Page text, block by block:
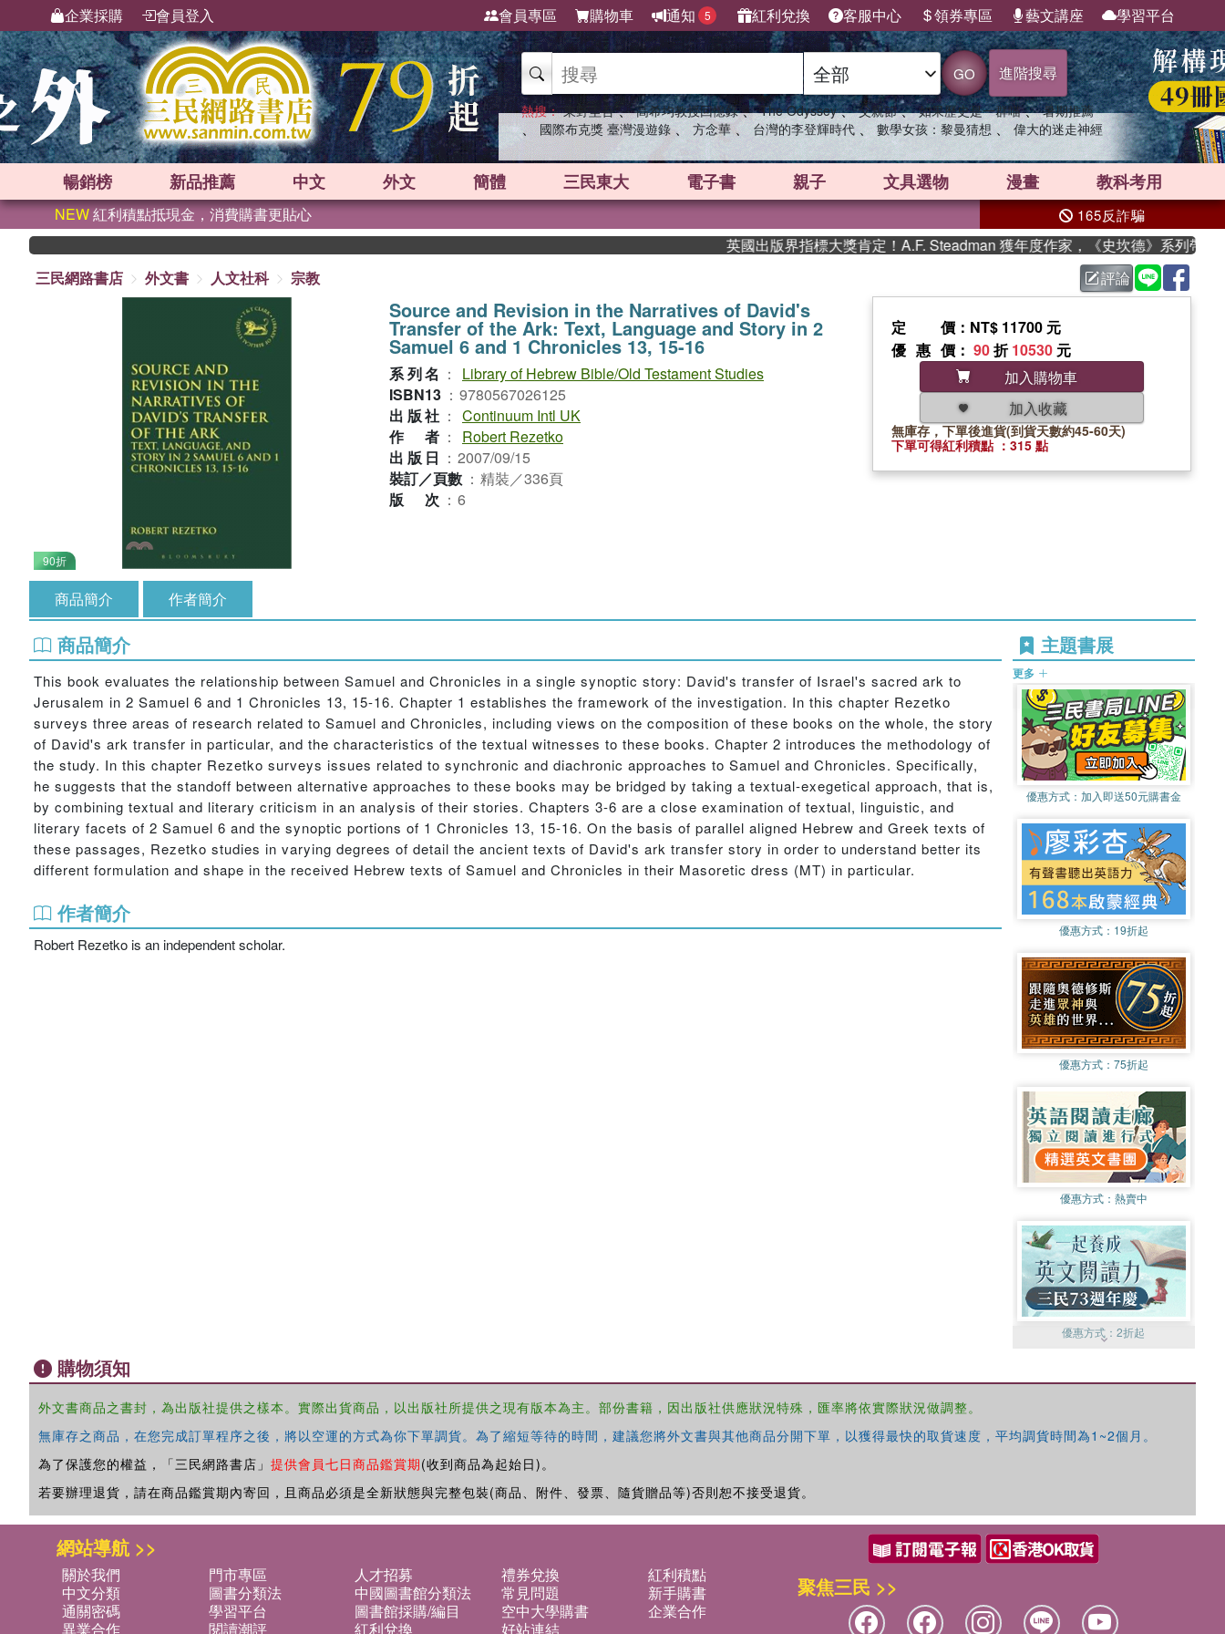
企業採購 會員登入 會員專區 購物車 通知 5 紅利兌換 客服中心 領券專區 藝文講座 學習平台
GO 進階搜尋
熱搜： 東野圭吾 、 高希均教授回憶錄 、 The Odyssey 、 父親節 、 如果歷史是一群喵 、 暑期推薦
、 國際布克獎 臺灣漫遊錄 、 方念華 、 台灣的李登輝時代 、 數學女孩：黎曼猜想 、 偉大的迷走神經
暢銷榜 新品推薦 中文 外文 簡體 三民東大 電子書 親子 文具選物 漫畫 教科考用
NEW紅利積點抵現金，消費購書更貼心 165反詐騙
英國出版界指標大獎肯定！A.F. Steadman 獲年度作家，《史坎德》系列帶你踏上
三民網路書店
外文書 人文社科 宗教 評論
90折
Source and Revision in the Narratives of David's
Transfer of the Ark: Text, Language and Story in 2
Samuel 6 and 1 Chronicles 13, 15-16
系列名 ：
Library of Hebrew Bible/Old Testament Studies
ISBN13 ： 9780567026125
出版社 ： Continuum Intl UK
作者 ：
Robert Rezetko
出版日 ： 2007/09/15
裝訂／頁數 ： 精裝／336頁
版次 ： 6
定價 ：NT$ 11700 元
優惠價 ： 90折10530 元
加入購物車
加入收藏
無庫存，下單後進貨(到貨天數約45-60天)
下單可得紅利積點 ：315 點
商品簡介 作者簡介
商品簡介
This book evaluates the relationship between Samuel and Chronicles in a single synoptic story: David's transfer of Israel's sacred ark to
Jerusalem in 2 Samuel 6 and 1 Chronicles 13, 15-16. Chapter 1 establishes the framework of the investigation. In this chapter Rezetko
surveys three areas of research related to Samuel and Chronicles, including views on the composition of these books on the whole, the story
of David's ark transfer in particular, and the characteristics of the textual witnesses to these books. Chapter 2 introduces the methodology of
the study. In this chapter Rezetko surveys issues related to synchronic and diachronic approaches to Samuel and Chronicles. Specifically,
he suggests that the standoff between alternative approaches to these books may be bridged by taking a textual-exegetical approach, that is,
by combining textual and literary criticism in an analysis of their stories. Chapters 3-6 are a close examination of textual, linguistic, and
literary facets of 2 Samuel 6 and the synoptic portions of 1 Chronicles 13, 15-16. On the basis of parallel aligned Hebrew and Greek texts of
these passages, Rezetko studies in varying degrees of detail the ancient texts of David's ark transfer story in order to understand better its
different formulation and shape in the received Hebrew texts of Samuel and Chronicles in their Masoretic dress (MT) in particular.
作者簡介
Robert Rezetko is an independent scholar.
主題書展
更多
優惠方式： 加入即送50元購書金
優惠方式： 19折起
優惠方式： 75折起
優惠方式： 熱賣中
優惠方式：2折起
購物須知
外文書商品之書封，為出版社提供之樣本。實際出貨商品，以出版社所提供之現有版本為主。部份書籍，因出版社供應狀況特殊，匯率將依實際狀況做調整。
無庫存之商品，在您完成訂單程序之後，將以空運的方式為你下單調貨。為了縮短等待的時間，建議您將外文書與其他商品分開下單，以獲得最快的取貨速度，平均調貨時間為1~2個月。
為了保護您的權益，「三民網路書店」 提供會員七日商品鑑賞期(收到商品為起始日)。
若要辦理退貨，請在商品鑑賞期內寄回，且商品必須是全新狀態與完整包裝(商品、附件、發票、隨貨贈品等)否則恕不接受退貨。
網站導航 >>
關於我們 門市專區 人才招募 禮券兌換
紅利積點
中文分類
圖書分類法 中國圖書館分類法 常見問題
新手購書
通關密碼
學習平台 圖書館採購/編目 空中大學購書
企業合作
異業合作
閱讀潮評 紅利兌換 好站連結
聚焦三民 >>